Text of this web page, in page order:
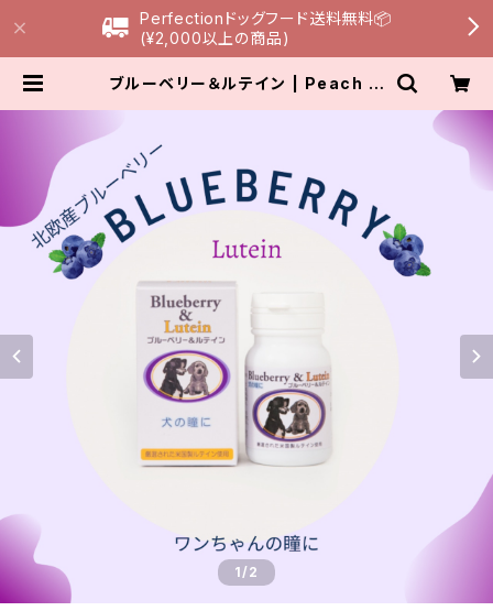
Perfectionドッグフード送料無料📦
(¥2,000以上の商品)
ブルーベリー＆ルテイン | Peach Li
1/2